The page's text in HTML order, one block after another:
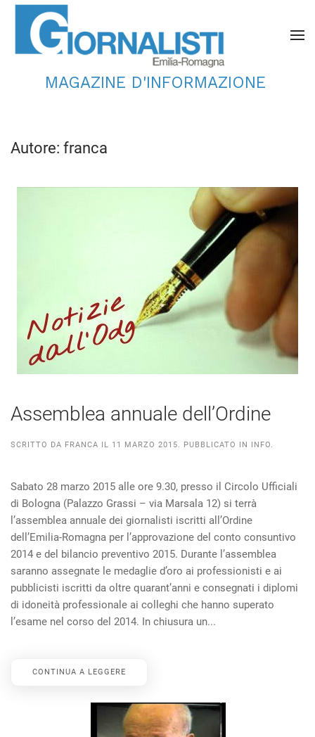
MAGAZINE D'INFORMAZIONE
Autore: franca
Assemblea annuale dell’Ordine
SCRITTO DA FRANCA IL 11 MARZO 2015. PUBBLICATO IN INFO.
Sabato 28 marzo 2015 alle ore 9.30, presso il Circolo Ufficiali
di Bologna (Palazzo Grassi – via Marsala 12) si terrà
l’assemblea annuale dei giornalisti iscritti all’Ordine
dell’Emilia-Romagna per l’approvazione del conto consuntivo
2014 e del bilancio preventivo 2015. Durante l’assemblea
saranno assegnate le medaglie d’oro ai professionisti e ai
pubblicisti iscritti da oltre quarant’anni e consegnati i diplomi
di idoneità professionale ai colleghi che hanno superato
l’esame nel corso del 2014. In chiusura un...
CONTINUA A LEGGERE